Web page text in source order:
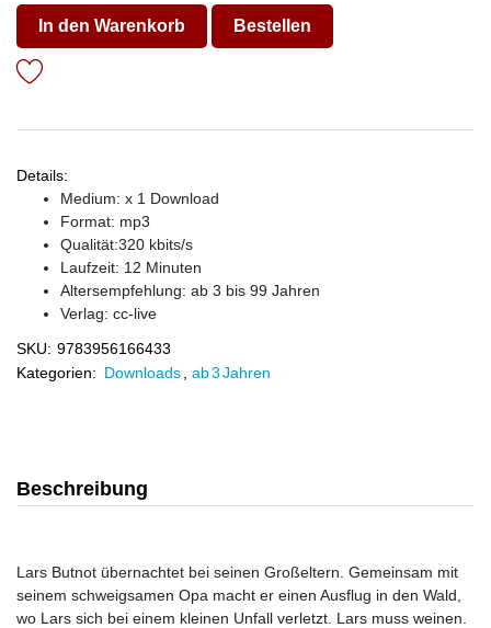
In den Warenkorb Bestellen
Details:
Medium: x 1 Download
Format: mp3
Qualität:320 kbits/s
Laufzeit: 12 Minuten
Altersempfehlung: ab 3 bis 99 Jahren
Verlag: cc-live
SKU: 9783956166433
Kategorien: Downloads ab 3 Jahren
Beschreibung
Lars Butnot übernachtet bei seinen Großeltern. Gemeinsam mit
seinem schweigsamen Opa macht er einen Ausflug in den Wald,
wo Lars sich bei einem kleinen Unfall verletzt. Lars muss weinen.